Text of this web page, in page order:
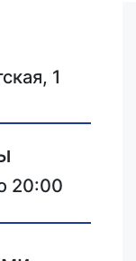
1
20:00